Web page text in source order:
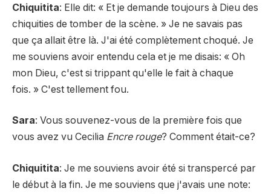
Chiquitita: Elle dit: « Et je demande toujours à Dieu des
chiquities de tomber de la scène. » Je ne savais pas
que ça allait être là. J'ai été complètement choqué. Je
me souviens avoir entendu cela et je me disais: « Oh
mon Dieu, c'est si trippant qu'elle le fait à chaque
fois. » C'est tellement fou.
Sara: Vous souvenez-vous de la première fois que
vous avez vu Cecilia Encre rouge? Comment était-ce?
Chiquitita: Je me souviens avoir été si transpercé par
le début à la fin. Je me souviens que j'avais une note: